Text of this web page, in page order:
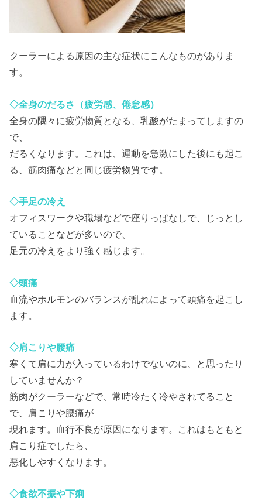
クーラーによる原因の主な症状にこんなものがありま
す。
◇全身のだるさ（疲労感、倦怠感）
全身の隅々に疲労物質となる、乳酸がたまってしますの
で、
だるくなります。これは、運動を急激にした後にも起こ
る、筋肉痛などと同じ疲労物質です。
◇手足の冷え
オフィスワークや職場などで座りっぱなしで、じっとし
ていることなどが多いので、
足元の冷えをより強く感じます。
◇頭痛
血流やホルモンのバランスが乱れによって頭痛を起こし
ます。
◇肩こりや腰痛
寒くて肩に力が入っているわけでないのに、と思ったり
していませんか？
筋肉がクーラーなどで、常時冷たく冷やされてること
で、肩こりや腰痛が
現れます。血行不良が原因になります。これはもともと
肩こり症でしたら、
悪化しやすくなります。
◇食欲不振や下痢